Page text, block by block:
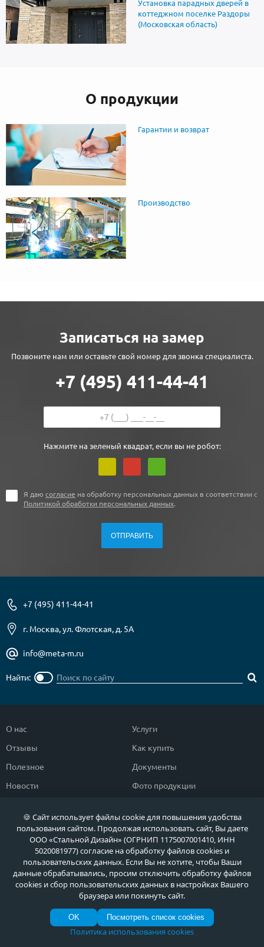
Установка парадных дверей в
коттеджном поселке Раздоры
(Московская область)
О продукции
Гарантии и возврат
Производство
Записаться на замер
Позвоните нам или оставьте свой номер для звонка специалиста.
+7 (495) 411-44-41
Нажмите на зеленый квадрат, если вы не робот:
Я даю согласие на обработку персональных данных в соответствии с
Политикой обработки персональных данных.
+7 (495) 411-44-41
г. Москва, ул. Флотская, д. 5А
info@meta-m.ru
Найти:
О нас
Отзывы
Полезное
Новости
Услуги
Как купить
Документы
Фото продукции
Каталог дверей
Двери со скидкой
Популярные двери
Быстрый подбор двери
Двери класса ЭКОНОМ
Двери в дом
Парадные двери
Двери в квартиру
Тамбурные двери
Противопожарные двери
🍪 Сайт использует файлы cookie для повышения удобства
пользования сайтом. Продолжая использовать сайт, Вы даете
ООО «Стальной Дизайн» (ОГРНИП 1175007001410, ИНН
5020081977) согласие на обработку файлов cookies и
пользовательских данных. Если Вы не хотите, чтобы Ваши
данные обрабатывались, просим отключить обработку файлов
cookies и сбор пользовательских данных в настройках Вашего
браузера или покинуть сайт.
OK Посмотреть список cookies
Политика использования cookies